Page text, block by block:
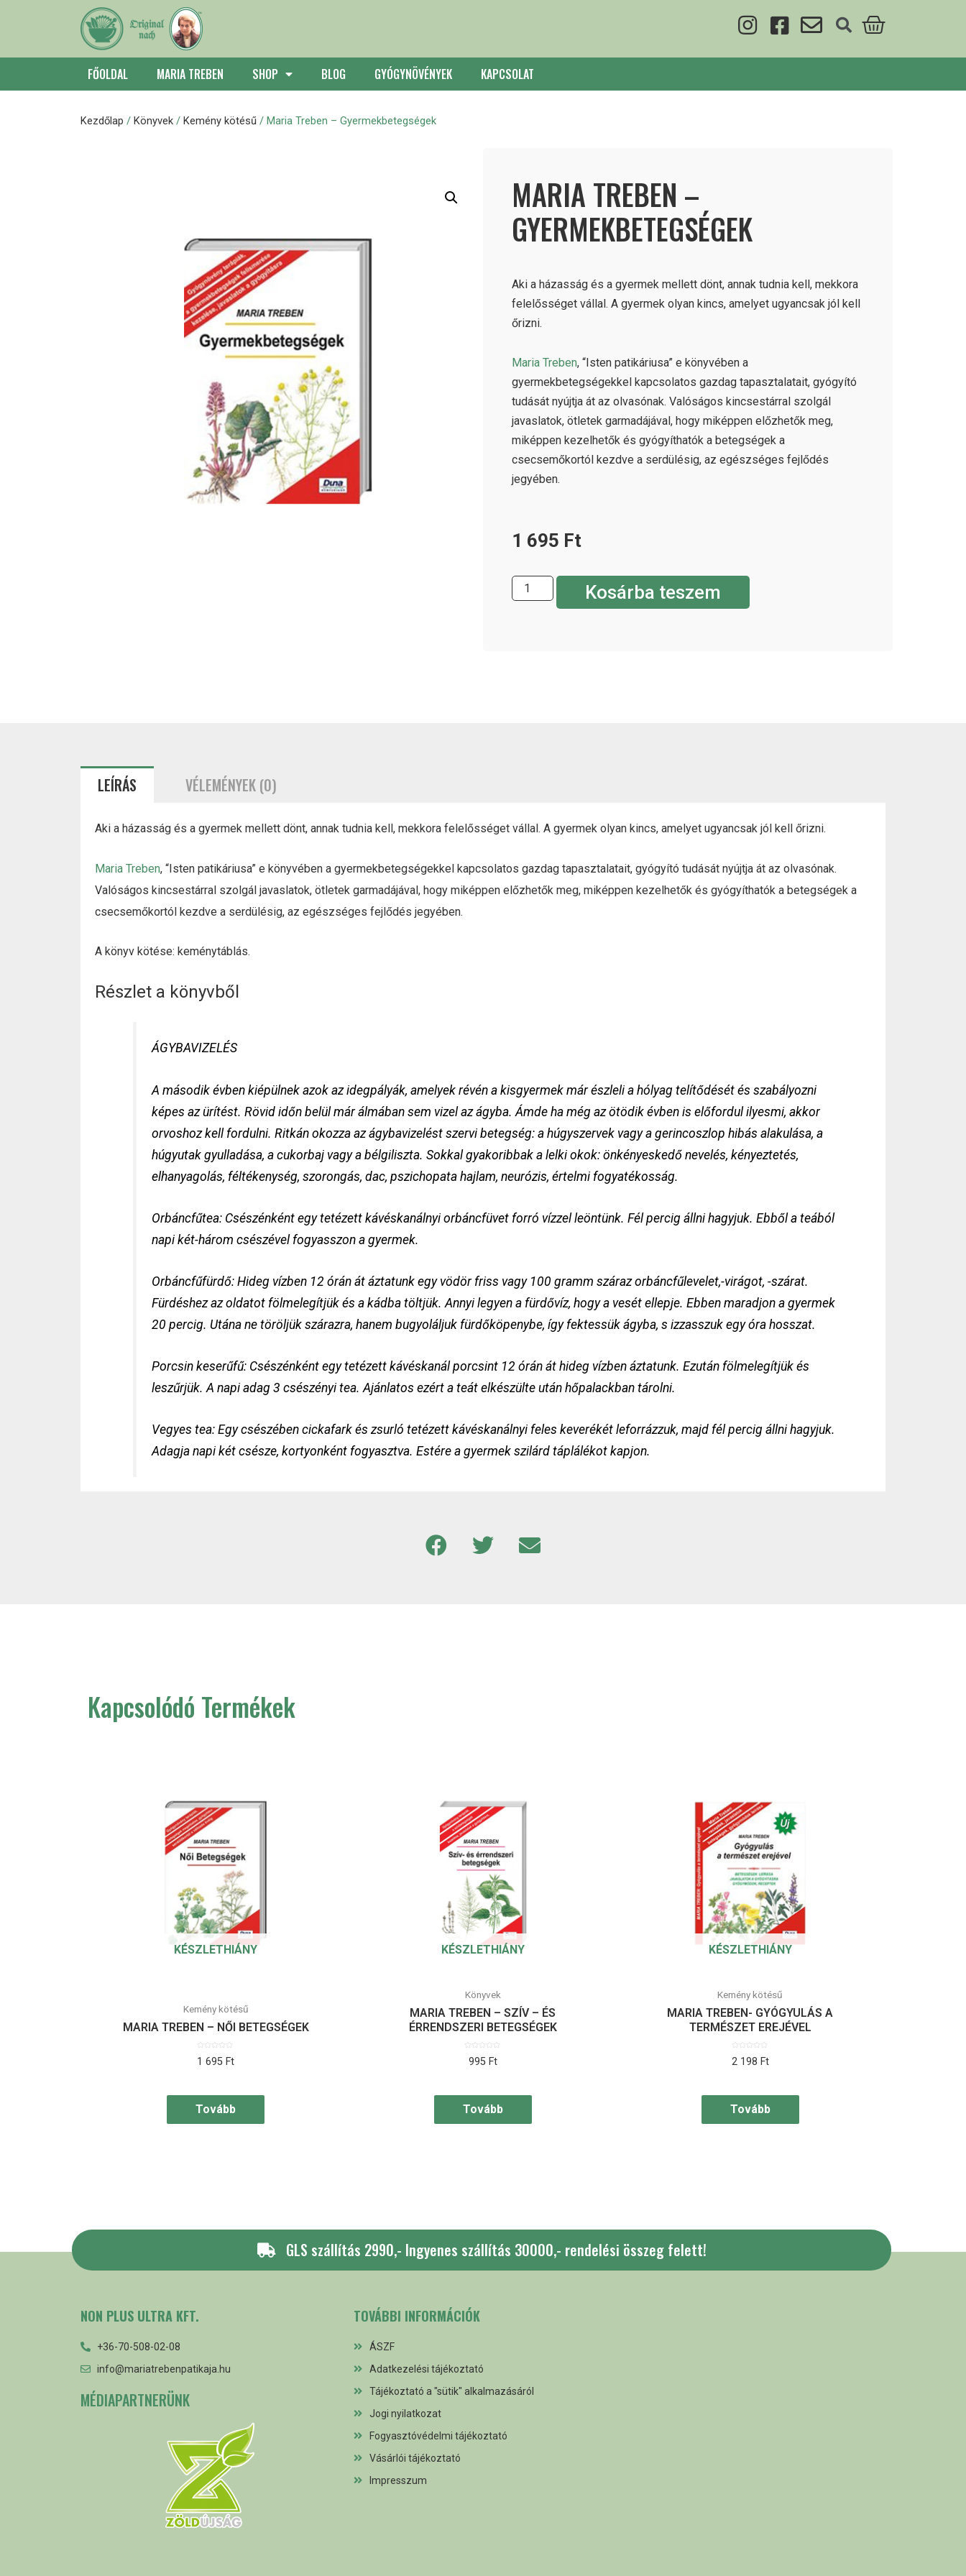
FŐOLDAL MARIA TREBEN SHOP BLOG GYÓGYNÖVÉNYEK KAPCSOLAT
Kezdőlap / Könyvek / Kemény kötésű / Maria Treben – Gyermekbetegségek
MARIA TREBEN –
GYERMEKBETEGSÉGEK
Aki a házasság és a gyermek mellett dönt, annak tudnia kell, mekkora
felelősséget vállal. A gyermek olyan kincs, amelyet ugyancsak jól kell
őrizni.
Maria Treben, “Isten patikáriusa” e könyvében a
gyermekbetegségekkel kapcsolatos gazdag tapasztalatait, gyógyító
tudását nyújtja át az olvasónak. Valóságos kincsestárral szolgál
javaslatok, ötletek garmadájával, hogy miképpen előzhetők meg,
miképpen kezelhetők és gyógyíthatók a betegségek a
csecsemőkortól kezdve a serdülésig, az egészséges fejlődés
jegyében.
1 695 Ft
Kosárba teszem
LEÍRÁS VÉLEMÉNYEK (0)
Aki a házasság és a gyermek mellett dönt, annak tudnia kell, mekkora felelősséget vállal. A gyermek olyan kincs, amelyet ugyancsak jól kell őrizni.
Maria Treben, “Isten patikáriusa” e könyvében a gyermekbetegségekkel kapcsolatos gazdag tapasztalatait, gyógyító tudását nyújtja át az olvasónak.
Valóságos kincsestárral szolgál javaslatok, ötletek garmadájával, hogy miképpen előzhetők meg, miképpen kezelhetők és gyógyíthatók a betegségek a
csecsemőkortól kezdve a serdülésig, az egészséges fejlődés jegyében.
A könyv kötése: keménytáblás.
Részlet a könyvből
ÁGYBAVIZELÉS
A második évben kiépülnek azok az idegpályák, amelyek révén a kisgyermek már észleli a hólyag telítődését és szabályozni
képes az ürítést. Rövid időn belül már álmában sem vizel az ágyba. Ámde ha még az ötödik évben is előfordul ilyesmi, akkor
orvoshoz kell fordulni. Ritkán okozza az ágybavizelést szervi betegség: a húgyszervek vagy a gerincoszlop hibás alakulása, a
húgyutak gyulladása, a cukorbaj vagy a bélgiliszta. Sokkal gyakoribbak a lelki okok: önkényeskedő nevelés, kényeztetés,
elhanyagolás, féltékenység, szorongás, dac, pszichopata hajlam, neurózis, értelmi fogyatékosság.
Orbáncfűtea: Csészénként egy tetézett kávéskanálnyi orbáncfüvet forró vízzel leöntünk. Fél percig állni hagyjuk. Ebből a teából
napi két-három csészével fogyasszon a gyermek.
Orbáncfűfürdő: Hideg vízben 12 órán át áztatunk egy vödör friss vagy 100 gramm száraz orbáncfűlevelet,-virágot, -szárat.
Fürdéshez az oldatot fölmelegítjük és a kádba töltjük. Annyi legyen a fürdővíz, hogy a vesét ellepje. Ebben maradjon a gyermek
20 percig. Utána ne töröljük szárazra, hanem bugyoláljuk fürdőköpenybe, így fektessük ágyba, s izzasszuk egy óra hosszat.
Porcsin keserűfű: Csészénként egy tetézett kávéskanál porcsint 12 órán át hideg vízben áztatunk. Ezután fölmelegítjük és
leszűrjük. A napi adag 3 csészényi tea. Ajánlatos ezért a teát elkészülte után hőpalackban tárolni.
Vegyes tea: Egy csészében cickafark és zsurló tetézett kávéskanálnyi feles keverékét leforrázzuk, majd fél percig állni hagyjuk.
Adagja napi két csésze, kortyonként fogyasztva. Estére a gyermek szilárd táplálékot kapjon.
Kapcsolódó Termékek
KÉSZLETHIÁNY
Kemény kötésű
MARIA TREBEN – NŐI BETEGSÉGEK
01 695 Ft
Tovább
KÉSZLETHIÁNY
Könyvek
MARIA TREBEN – SZÍV – ÉS
ÉRRENDSZERI BETEGSÉGEK
995 Ft
Tovább
KÉSZLETHIÁNY
Kemény kötésű
MARIA TREBEN- GYÓGYULÁS A
TERMÉSZET EREJÉVEL
0
2 198 Ft
Tovább
GLS szállítás 2990,- Ingyenes szállítás 30000,- rendelési összeg felett!
NON PLUS ULTRA KFT.
+36-70-508-02-08
info@mariatrebenpatikaja.hu
MÉDIAPARTNERÜNK
TOVÁBBI INFORMÁCIÓK
ÁSZF
Adatkezelési tájékoztató
Tájékoztató a "sütik" alkalmazásáról
Jogi nyilatkozat
Fogyasztóvédelmi tájékoztató
Vásárlói tájékoztató
Impresszum